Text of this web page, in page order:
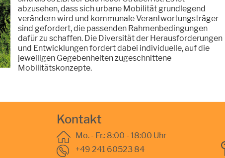
abzusehen, dass sich urbane Mobilität grundlegend
verändern wird und kommunale Verantwortungsträger
sind gefordert, die passenden Rahmenbedingungen
dafür zu schaffen. Die Diversität der Herausforderungen
und Entwicklungen fordert dabei individuelle, auf die
jeweiligen Gegebenheiten zugeschnittene
Mobilitätskonzepte.
Kontakt
Mo. - Fr.: 8:00 - 18:00 Uhr
+49 241 60523 84